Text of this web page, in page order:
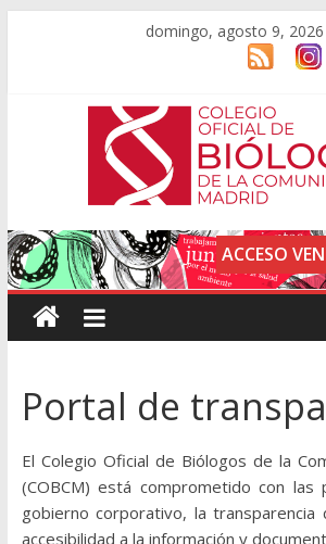
domingo, agosto 9, 2026
ACCESO
Portal de
El Colegio Oficial de Biólogos de la
(COBCM) está comprometido con las
gobierno corporativo, la
accesibilidad a la información y